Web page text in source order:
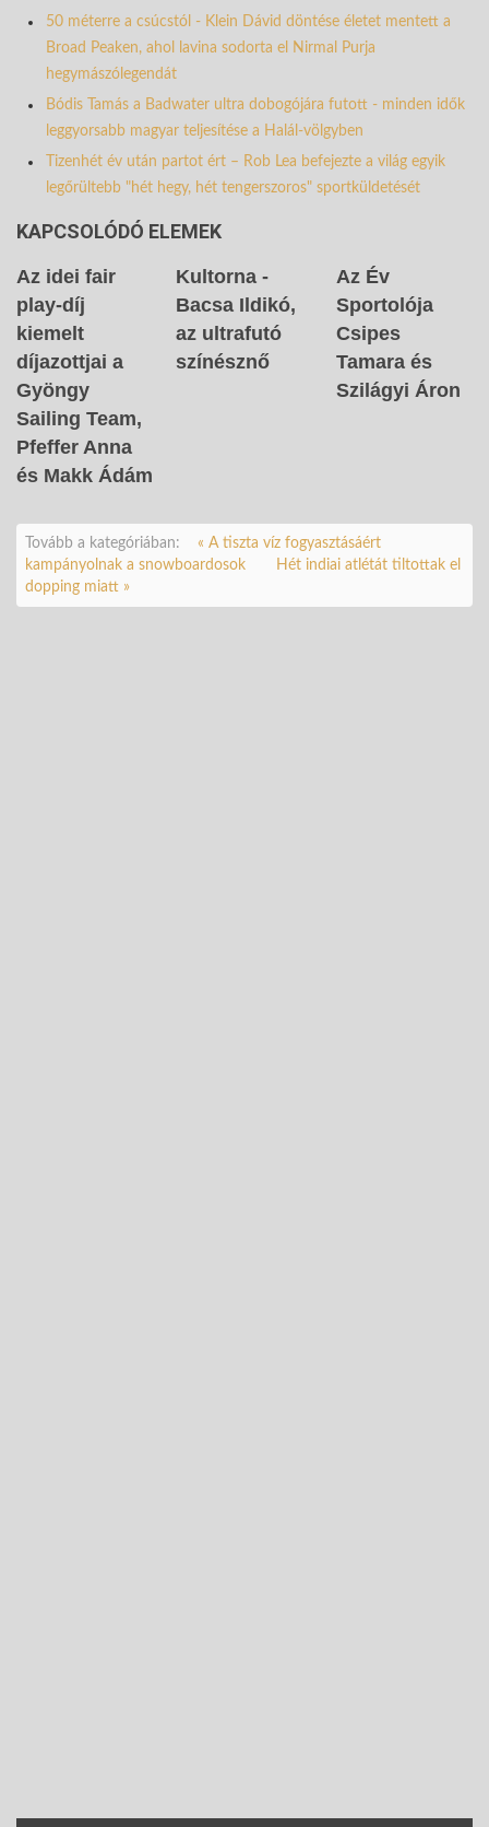
50 méterre a csúcstól - Klein Dávid döntése életet mentett a
Broad Peaken, ahol lavina sodorta el Nirmal Purja
hegymászólegendát
Bódis Tamás a Badwater ultra dobogójára futott - minden idők
leggyorsabb magyar teljesítése a Halál-völgyben
Tizenhét év után partot ért – Rob Lea befejezte a világ egyik
legőrültebb "hét hegy, hét tengerszoros" sportküldetését
KAPCSOLÓDÓ ELEMEK
Az idei fair
play-díj
kiemelt
díjazottjai a
Gyöngy
Sailing Team,
Pfeffer Anna
és Makk Ádám
Kultorna -
Bacsa Ildikó,
az ultrafutó
színésznő
Az Év
Sportolója
Csipes
Tamara és
Szilágyi Áron
Tovább a kategóriában:
« A tiszta víz fogyasztásáért
kampányolnak a snowboardosok
Hét indiai atlétát tiltottak el
dopping miatt »